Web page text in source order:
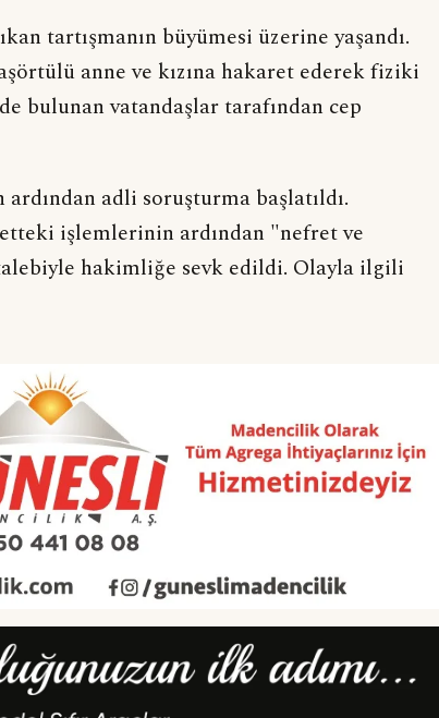
tartışmanın büyümesi üzerine yaşandı.
anne ve kızına hakaret ederek fiziki
bulunan vatandaşlar tarafından cep
adli soruşturma başlatıldı.
işlemlerinin ardından "nefret ve
hakimliğe sevk edildi. Olayla ilgili